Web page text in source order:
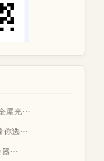
屋光…
你选…
器…